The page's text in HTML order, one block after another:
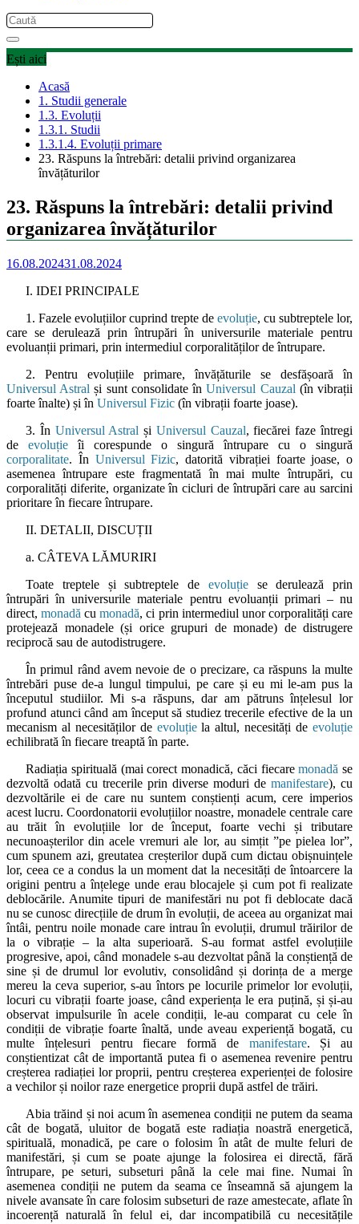
Ești aici
Acasă
1. Studii generale
1.3. Evoluții
1.3.1. Studii
1.3.1.4. Evoluții primare
23. Răspuns la întrebări: detalii privind organizarea
învățăturilor
23. Răspuns la întrebări: detalii privind
organizarea învățăturilor
16.08.202431.08.2024
I. IDEI PRINCIPALE
1. Fazele evoluțiilor cuprind trepte de evoluție, cu subtreptele lor,
care se derulează prin întrupări în universurile materiale pentru
evoluanții primari, prin intermediul corporalităților de întrupare.
2. Pentru evoluțiile primare, învățăturile se desfășoară în
Universul Astral și sunt consolidate înUniversul Cauzal (în vibrații
foarte înalte) și în Universul Fizic (în vibrații foarte joase).
3. În Universul Astral și Universul Cauzal, fiecărei faze întregi
de evoluție îi corespunde o singură întrupare cu o singură
corporalitate. În Universul Fizic, datorită vibrației foarte joase, o
asemenea întrupare este fragmentată în mai multe întrupări, cu
corporalități diferite, organizate în cicluri de întrupări care au sarcini
prioritare în fiecare întrupare.
II. DETALII, DISCUȚII
a. CÂTEVA LĂMURIRI
Toate treptele și subtreptele de evoluțiese derulează prin
întrupări în universurile materiale pentru evoluanții primari – nu
direct,monadă cumonadă, ci prin intermediul unor corporalități care
protejează monadele (și orice grupuri de monade) de distrugere
reciprocă sau de autodistrugere.
În primul rând avem nevoie de o precizare, ca răspuns la multe
întrebări puse de-a lungul timpului, pe care și eu mi le-am pus la
începutul studiilor. Mi s-a răspuns, dar am pătruns înțelesul lor
profund atunci când am început să studiez trecerile efective de la un
mecanism al necesităților de evoluțiela altul, necesități deevoluție
echilibrată în fiecare treaptă în parte.
Radiația spirituală (mai corect monadică, căci fiecaremonadă se
dezvoltă odată cu trecerile prin diverse moduri de manifestare), cu
dezvoltările ei de care nu suntem conștienți acum, cere imperios
acest lucru. Coordonatorii evoluțiilor noastre, monadele centrale care
au trăit în evoluțiile lor de început, foarte vechi și tributare
necunoașterilor din acele vremuri ale lor, au simțit ”pe pielea lor”,
cum spunem azi, greutatea creșterilor după cum dictau obișnuințele
lor, ceea ce a condus la un moment dat la necesități de întoarcere la
origini pentru a înțelege unde erau blocajele și cum pot fi realizate
deblocările. Anumite tipuri de manifestări nu pot fi deblocate dacă
nu se cunosc direcțiile de drum în evoluții, de aceea au organizat mai
întâi, pentru noile monade care intrau în evoluții, drumul trăirilor de
la o vibrație – la alta superioară. S-au format astfel evoluțiile
progresive, apoi, când monadele s-au dezvoltat până la conștiență de
sine și de drumul lor evolutiv, consolidând și dorința de a merge
mereu la ceva superior, s-au întors pe locurile primelor lor evoluții,
locuri cu vibrații foarte joase, când experiența le era puțină, și și-au
observat impulsurile în acele condiții, le-au comparat cu cele în
condiții de vibrație foarte înaltă, unde aveau experiență bogată, cu
multe înțelesuri pentru fiecare formă de manifestare. Și au
conștientizat cât de importantă putea fi o asemenea revenire pentru
creșterea radiației lor proprii, pentru creșterea experienței de folosire
a vechilor și noilor raze energetice proprii după astfel de trăiri.
Abia trăind și noi acum în asemenea condiții ne putem da seama
cât de bogată, uluitor de bogată este radiația noastră energetică,
spirituală, monadică, pe care o folosim în atât de multe feluri de
manifestări, și cum se poate ajunge la folosirea ei directă, fără
întrupare, pe seturi, subseturi până la cele mai fine. Numai în
asemenea condiții ne putem da seama ce înseamnă să ajungem la
nivele avansate în care folosim subseturi de raze amestecate, aflate în
incoerență naturală în felul ei, dar incompatibilă cu necesitățile